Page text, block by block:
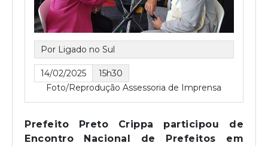
Por Ligado no Sul
14/02/2025
15h30
Foto/Reprodução Assessoria de Imprensa
Prefeito Preto Crippa participou de
Encontro Nacional de Prefeitos em